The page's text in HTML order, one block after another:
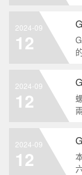
2024-09
12
2024-09
12
2024-09
12